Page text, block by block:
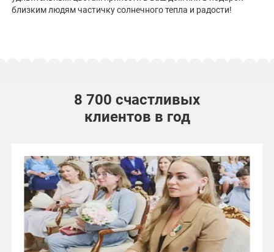
близким людям частичку солнечного тепла и радости!
8 700 счастливых
клиентов в год